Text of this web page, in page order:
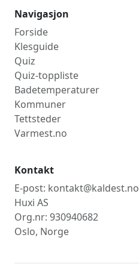
Navigasjon
Forside
Klesguide
Quiz
Quiz-toppliste
Badetemperaturer
Kommuner
Tettsteder
Varmest.no
Kontakt
E-post: kontakt@kaldest.no
Huxi AS
Org.nr: 930940682
Oslo, Norge